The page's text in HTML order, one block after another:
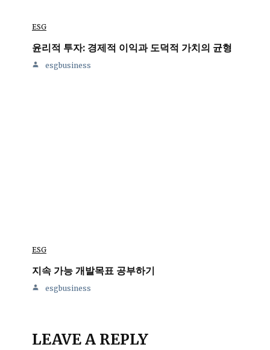
ESG
윤리적 투자: 경제적 이익과 도덕적 가치의 균형
esgbusiness
ESG
지속 가능 개발목표 공부하기
esgbusiness
LEAVE A REPLY